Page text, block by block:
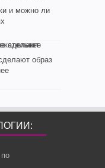
и можно ли
образ